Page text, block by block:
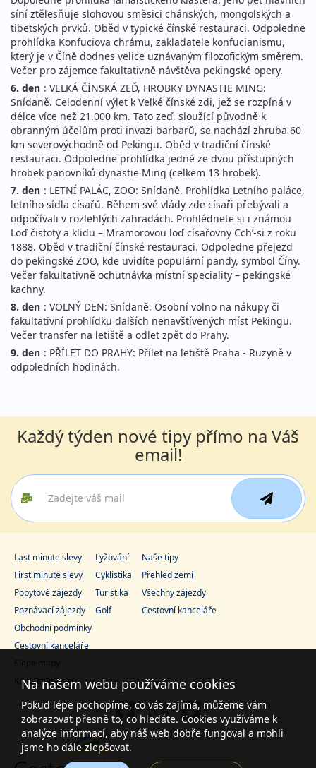
síní ztělesňuje slohovou směsici chánských, mongolských a
tibetských prvků. Oběd v typické čínské restauraci. Odpoledne
prohlídka Konfuciova chrámu, zakladatele konfucianismu,
který je v Číně dodnes velice uznávaným filozofickým směrem.
Večer pro zájemce fakultativně návštěva pekingské opery.
6. den : VELKÁ ČÍNSKÁ ZEĎ, HROBKY DYNASTIE MING:
Snídaně. Celodenní výlet k Velké čínské zdi, jež se rozpíná v
délce více než 21.000 km. Tato zeď, sloužící původně k
obranným účelům proti invazi barbarů, se nachází zhruba 60
km severovýchodně od Pekingu. Oběd v tradiční čínské
restauraci. Odpoledne prohlídka jedné ze dvou přístupných
hrobek panovníků dynastie Ming (celkem 13 hrobek).
7. den : LETNÍ PALÁC, ZOO: Snídaně. Prohlídka Letního paláce,
letního sídla císařů. Během své vlády zde císaři přebývali a
odpočívali v rozlehlých zahradách. Prohlédnete si i známou
Loď čistoty a klidu – Mramorovou loď císařovny Cch’-si z roku
1888. Oběd v tradiční čínské restauraci. Odpoledne přejezd
do pekingské ZOO, kde uvidíte populární pandy, symbol Číny.
Večer fakultativně ochutnávka místní speciality – pekingské
kachny.
8. den : VOLNÝ DEN: Snídaně. Osobní volno na nákupy či
fakultativní prohlídku dalších nenavštívených míst Pekingu.
Večer transfer na letiště a odlet zpět do Prahy.
9. den : PŘÍLET DO PRAHY: Přílet na letiště Praha - Ruzyně v
odpoledních hodinách.
Každý týden nové tipy přímo na Váš
email!
Last minute slevy
First minute slevy
Pobytové zájezdy
Poznávací zájezdy
Lyžování
Cyklistika
Turistika
Golf
Naše tipy
Přehled zemí
Všechny zájezdy
Cestovní kanceláře
Obchodní podmínky
Cestovní kanceláře
Slepé mapy
Kontaktujte nás
Na našem webu používáme cookies
Pokud lépe pochopíme, co vás zajímá, můžeme vám
zobrazovat přesně to, co hledáte. Cookies využíváme k
analýze informací, aby náš web dobře fungoval a mohli
jsme ho dále zlepšovat.